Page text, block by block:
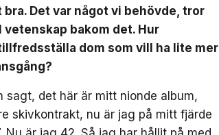
Det var något vi behövde, tror
bakom det. Hur
dom som vill ha lite mer
sagt, det här är mitt nionde album,
skivkontrakt, nu är jag på mitt fjärde